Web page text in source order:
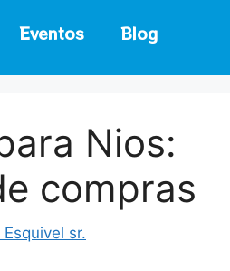
Eventos Blog
Nios:
compras
sr.